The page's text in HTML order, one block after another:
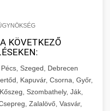
KÖVETKEZŐ
Szeged, Debrecen
Kapuvár, Csorna, Győr,
Szombathely, Ják,
Zalalövő, Vasvár,